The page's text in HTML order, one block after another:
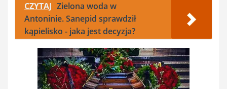
CZYTAJ Zielona woda w
Antoninie. Sanepid sprawdził
kąpielisko - jaka jest decyzja?